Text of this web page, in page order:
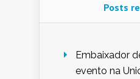
Posts
Embaixador
evento na